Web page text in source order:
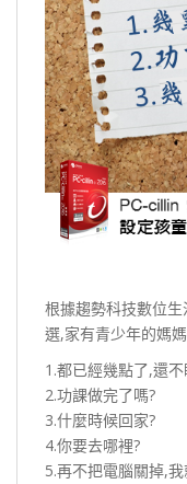
根據趨勢科技數位
選,家有青少年的媽
1.都已經幾點了,還不
2.功課做完了嗎?
3.什麼時候回家?
4.你要去哪裡?
5.再不把電腦關掉,